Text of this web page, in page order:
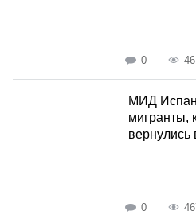
0
МИД
мигранты,
вернулись
0